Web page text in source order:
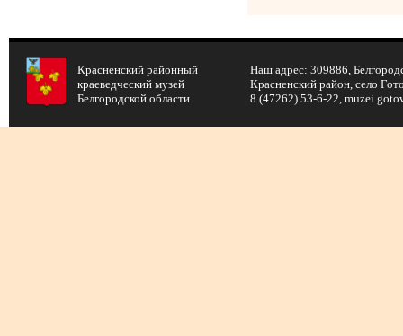
Красненский районный
краеведческий музей
Белгородской области
Наш адрес: 309886,
Красненский район, село
8 (47262) 53-6-22,